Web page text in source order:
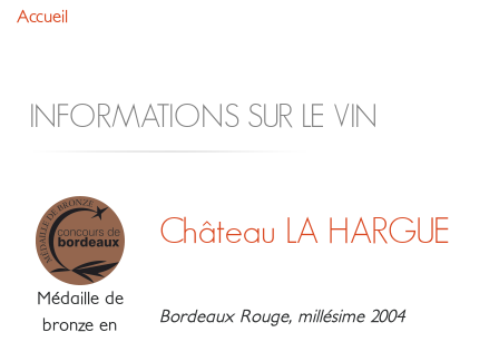
Accueil
INFORMATIONS SUR LE VIN
Médaille de
bronze en
Château LA HARGUE
Bordeaux Rouge, millésime 2004